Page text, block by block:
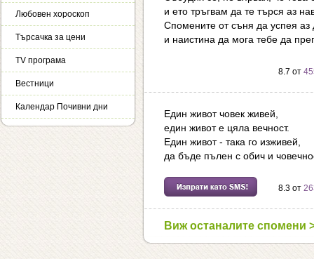
Любовен хороскоп
Търсачка за цени
TV програма
Вестници
Календар Почивни дни
и ето тръгвам да те търся аз
Спомените от съня да успея аз
и наистина да мога тебе да
8.7 от
Един живот човек живей,
един живот е цяла вечност.
Един живот - така го изживей,
да бъде пълен с обич и
8.3 от
Виж останалите спомени